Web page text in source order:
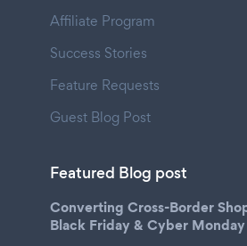
Affiliate Program
Success Stories
Feature Requests
Guest Blog Post
Featured Blog post
Converting Cross-Border
Black Friday & Cyber Monday